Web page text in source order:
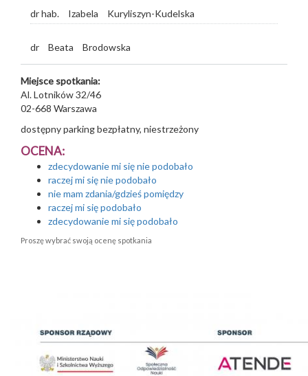
dr hab. Izabela Kuryliszyn-Kudelska
dr Beata Brodowska
Miejsce spotkania:
Al. Lotników 32/46
02-668 Warszawa
dostępny parking bezpłatny, niestrzeżony
OCENA:
zdecydowanie mi się nie podobało
raczej mi się nie podobało
nie mam zdania/gdzieś pomiędzy
raczej mi się podobało
zdecydowanie mi się podobało
Proszę wybrać swoją ocenę spotkania